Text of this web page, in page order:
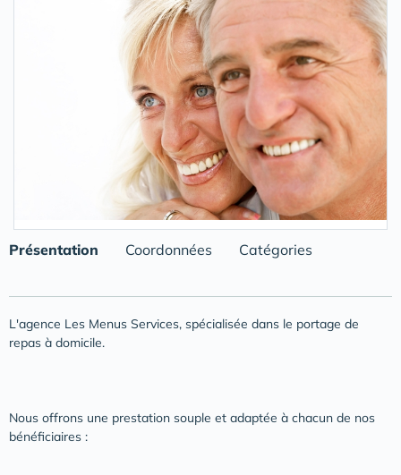
Présentation Coordonnées Catégories
L'agence Les Menus Services, spécialisée dans le portage de
repas à domicile.
Nous offrons une prestation souple et adaptée à chacun de nos
bénéficiaires :